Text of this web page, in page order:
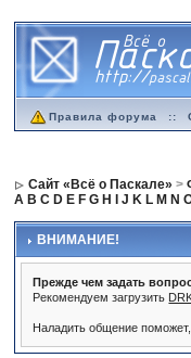
Правила форума ::
Сайт «Всё о Паскале» >
A B C D E F G H J K L M N
ВНИМАНИЕ!
Прежде чем задать
Рекомендуем загрузить
Наладить общение